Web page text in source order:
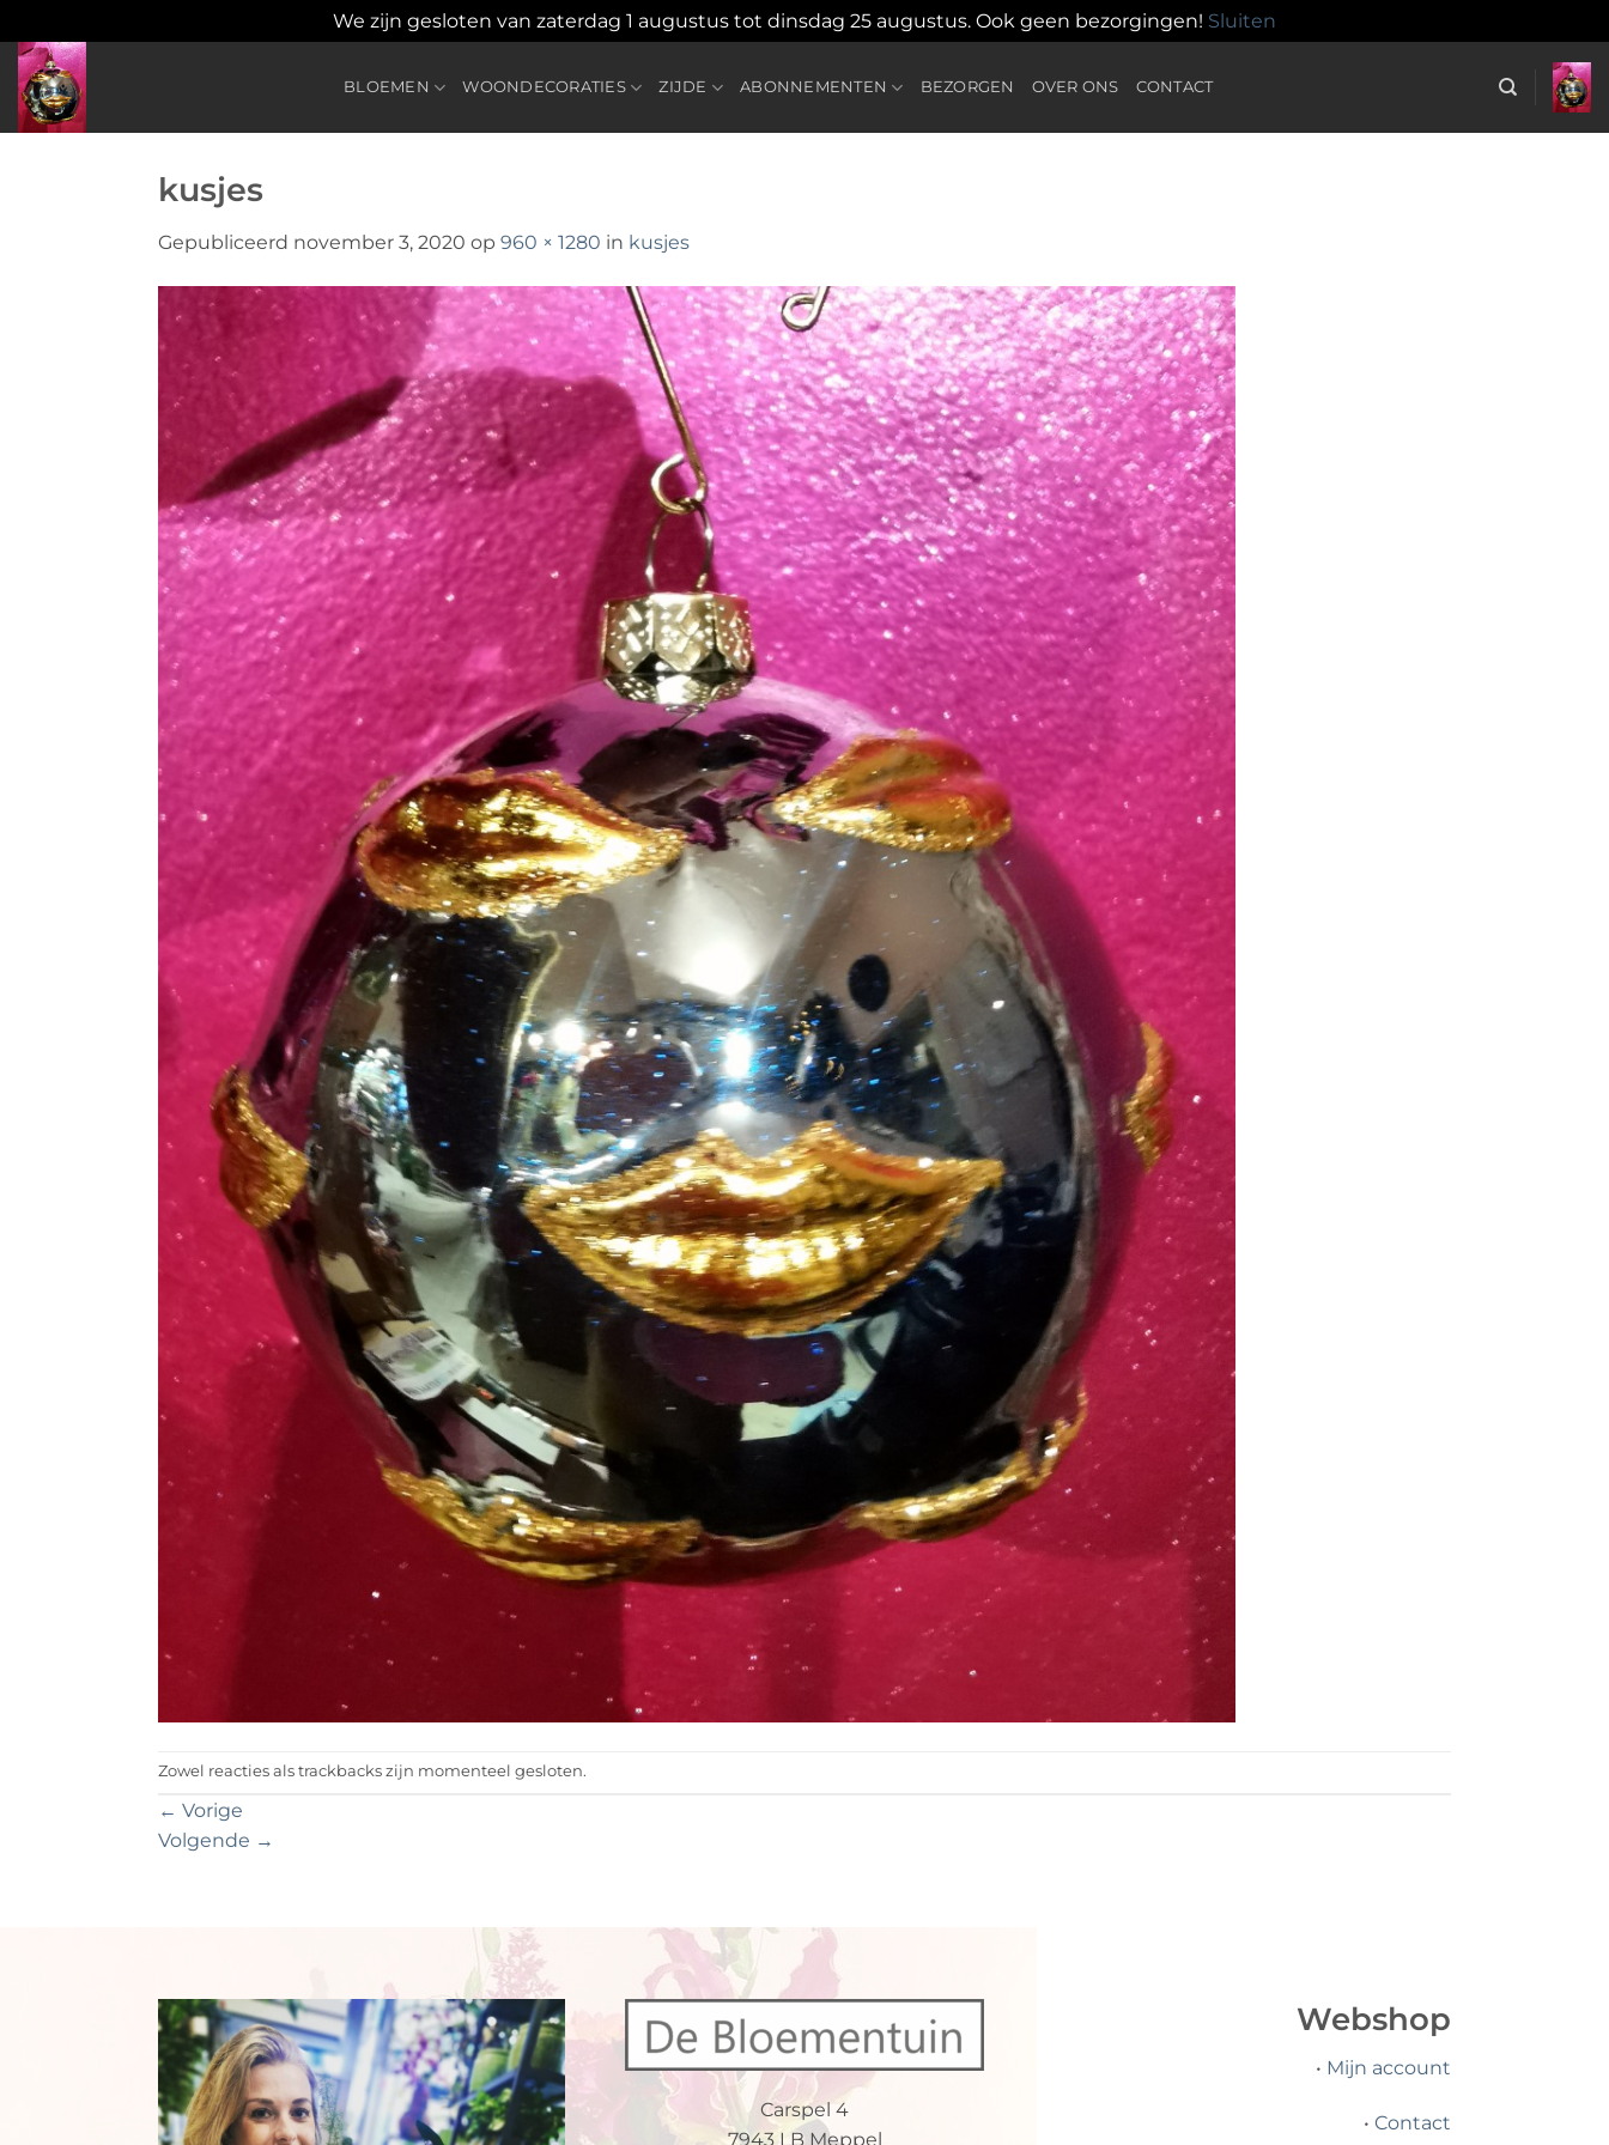
We zijn gesloten van zaterdag 1 augustus tot dinsdag 25 augustus. Ook geen bezorgingen! Sluiten
Ga
naar
inhoud
BLOEMEN WOONDECORATIES ZIJDE ABONNEMENTEN BEZORGEN OVER ONS CONTACT
kusjes
Gepubliceerd november 3, 2020 op 960 × 1280 in kusjes
Zowel reacties als trackbacks zijn momenteel gesloten.
← Vorige
Volgende →
Carspel 4
7943 LB Meppel
Webshop
• Mijn account
• Contact